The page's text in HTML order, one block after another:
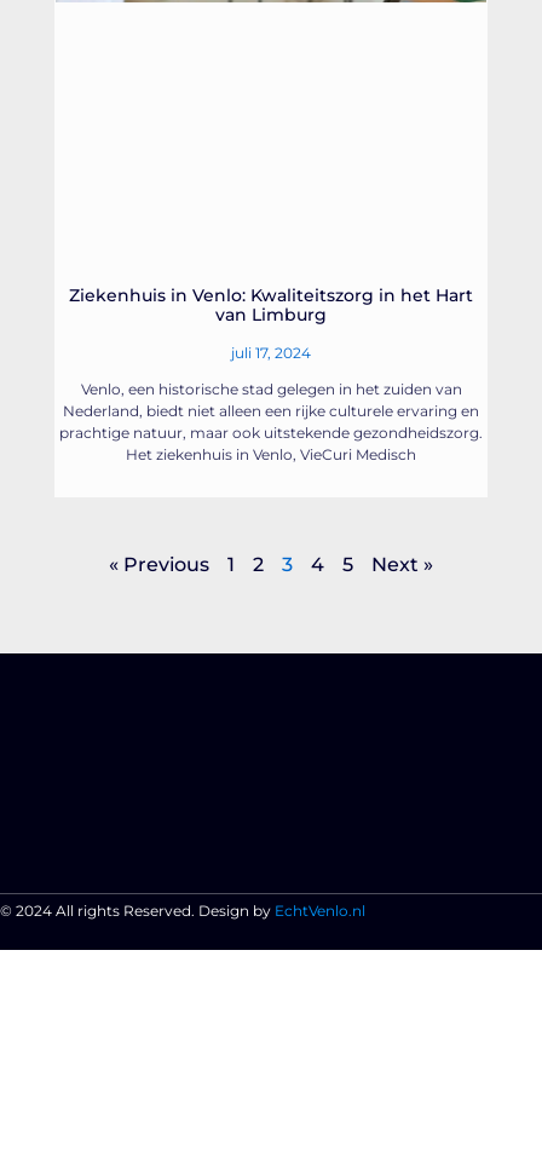
Ziekenhuis in Venlo: Kwaliteitszorg in het Hart
van Limburg
juli 17, 2024
Venlo, een historische stad gelegen in het zuiden van
Nederland, biedt niet alleen een rijke culturele ervaring en
prachtige natuur, maar ook uitstekende gezondheidszorg.
Het ziekenhuis in Venlo, VieCuri Medisch
« Previous 1 2 3 4 5 Next »
© 2024 All rights Reserved. Design by EchtVenlo.nl